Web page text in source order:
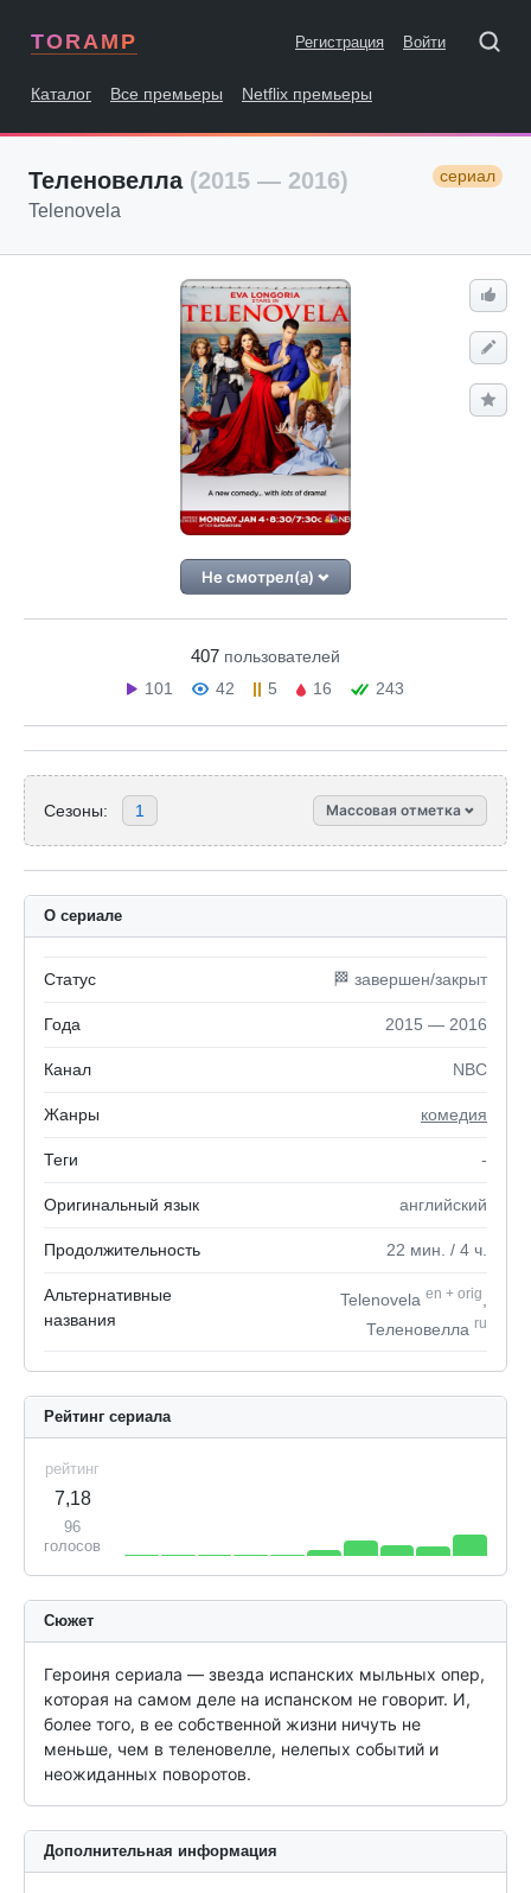
TORAMP Регистрация Войти
Каталог Все премьеры Netflix премьеры
Теленовелла (2015 — 2016) сериал
Telenovela
Не смотрел(а)
407 пользователей
101
42 5 16 243
Сезоны: 1 Массовая отметка
О сериале
Статус 🏁 завершен/закрыт
Года 2015 — 2016
Канал NBC
Жанры комедия
Теги -
Оригинальный язык английский
Продолжительность 22 мин. / 4 ч.
Альтернативные
названия
Telenovela en + orig
Теленовелла ru
Рейтинг сериала
рейтинг
7,18
96
голосов
Сюжет
Героиня сериала — звезда испанских мыльных опер,
которая на самом деле на испанском не говорит. И,
более того, в ее собственной жизни ничуть не
меньше, чем в теленовелле, нелепых событий и
неожиданных поворотов.
Дополнительная информация